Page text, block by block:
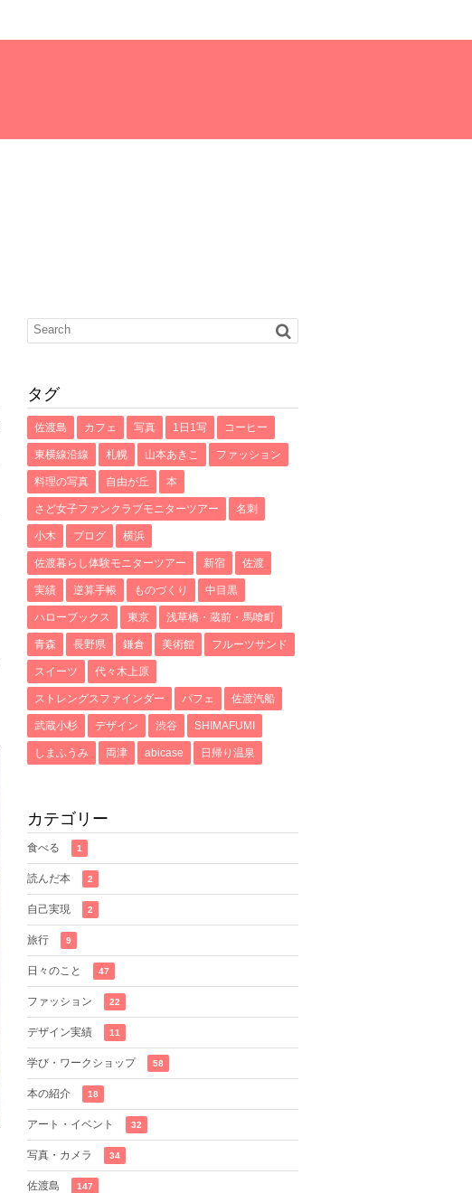
タグ
佐渡島 カフェ 写真 1日1写 コーヒー
東横線沿線 札幌 山本あきこ ファッション
料理の写真 自由が丘 本
さど女子ファンクラブモニターツアー 名刺
小木 ブログ 横浜
佐渡暮らし体験モニターツアー 新宿 佐渡
実績 逆算手帳 ものづくり 中目黒
ハローブックス 東京 浅草橋・蔵前・馬喰町
青森 長野県 鎌倉 美術館 フルーツサンド
スイーツ 代々木上原
ストレングスファインダー パフェ 佐渡汽船
武蔵小杉 デザイン 渋谷 SHIMAFUMI
しまふうみ 両津 abicase 日帰り温泉
カテゴリー
食べる 1
読んだ本 2
自己実現 2
旅行 9
日々のこと 47
ファッション 22
デザイン実績 11
学び・ワークショップ 58
本の紹介 18
アート・イベント 32
写真・カメラ 34
佐渡島 147